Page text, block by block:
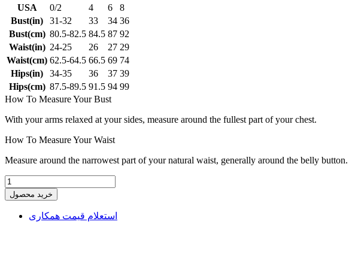
USA
0/2 4 6
8
Bust(in)
31-32 33 34 36
Bust(cm) 80.5-82.5 84.5 87 92
Waist(in) 24-25 26 27 29
Waist(cm) 62.5-64.5 66.5 69 74
Hips(in)
34-35 36 37 39
Hips(cm) 87.5-89.5 91.5 94 99
How To Measure Your Bust
With your arms relaxed at your sides, measure around the fullest part of your chest.
How To Measure Your Waist
Measure around the narrowest part of your natural waist, generally around the belly
خرید محصول
استعلام قیمت همکاری